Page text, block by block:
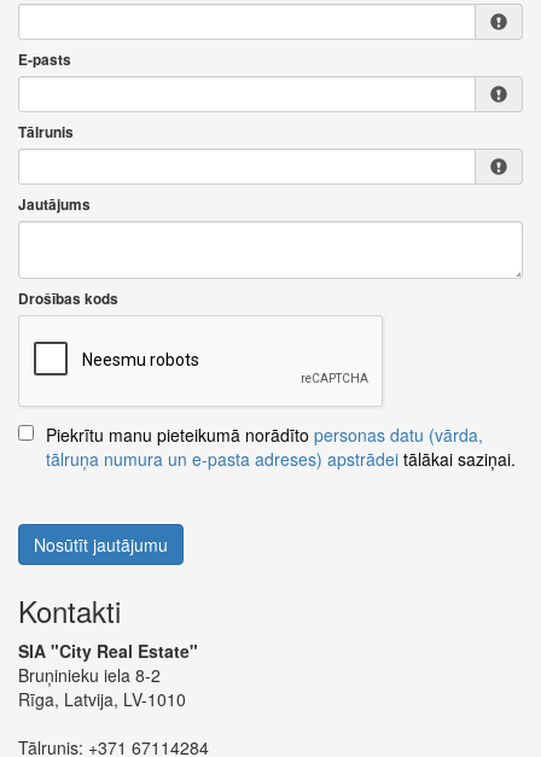
E-pasts
Tālrunis
Jautājums
Drošības kods
Piekrītu manu pieteikumā norādīto personas datu (vārda,
tālruņa numura un e-pasta adreses) apstrādei tālākai saziņai.
Nosūtīt jautājumu
Kontakti
SIA "City Real Estate"
Bruņinieku iela 8-2
Rīga, Latvija, LV-1010
Tālrunis: +371 67114284